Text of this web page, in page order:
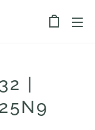
|